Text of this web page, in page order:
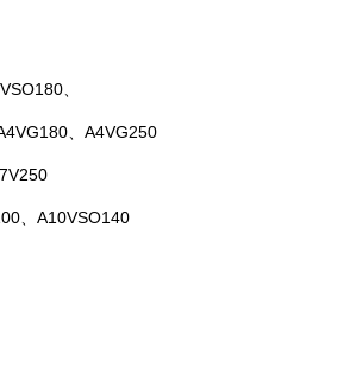
、
、A4VG250
、A10VSO140